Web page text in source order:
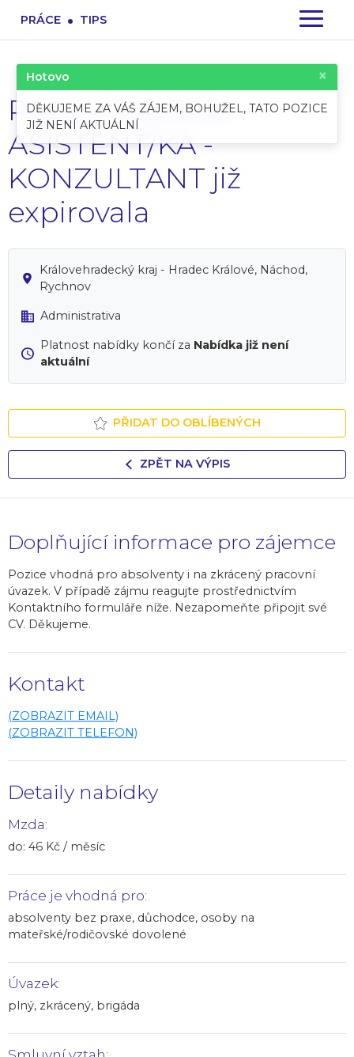
PRÁCE . TIPS
Pracovní pozice:
ASISTENT/KA -
KONZULTANT již
expirovala
Královehradecký kraj - Hradec Králové, Náchod,
Rychnov
Administrativa
Platnost nabídky končí za Nabídka již není
aktuální
PŘIDAT DO OBLÍBENÝCH
ZPĚT NA VÝPIS
Doplňující informace pro zájemce
Pozice vhodná pro absolventy i na zkrácený pracovní
úvazek. V případě zájmu reagujte prostřednictvím
Kontaktního formuláře níže. Nezapomeňte připojit své
CV. Děkujeme.
Kontakt
(ZOBRAZIT EMAIL)
(ZOBRAZIT TELEFON)
Detaily nabídky
Mzda:
do: 46 Kč / měsíc
Práce je vhodná pro:
absolventy bez praxe, důchodce, osoby na
mateřské/rodičovské dovolené
Úvazek:
plný, zkrácený, brigáda
Hotovo ×
DĚKUJEME ZA VÁŠ ZÁJEM, BOHUŽEL, TATO POZICE
JIŽ NENÍ AKTUÁLNÍ